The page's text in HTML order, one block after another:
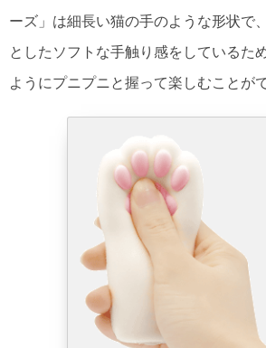
ーズ」は細長い猫の手のような形状で
としたソフトな手触り感をしているた
ようにプニプニと握って楽しむことが